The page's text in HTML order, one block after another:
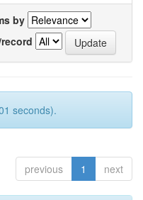
by
seconds).
previous 1 next